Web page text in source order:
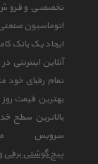
تخصصی و فروش
اتوماسیون
ایجاد یک بانک
آنلاین اینترنتی
تمام رقبای خود
بهترین قیمت
بالاترین سطح
سرویس
پیچ گوشتی برقی